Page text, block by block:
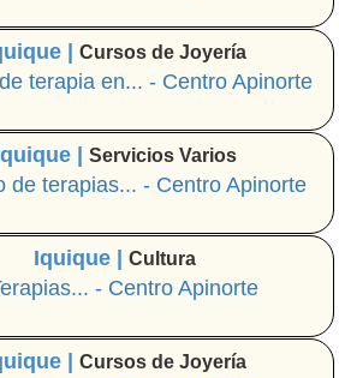
| Cursos de Joyería
terapia en... - Centro Apinorte
| Servicios Varios
de terapias... - Centro Apinorte
Iquique |Cultura
- Centro Apinorte
| Cursos de Joyería